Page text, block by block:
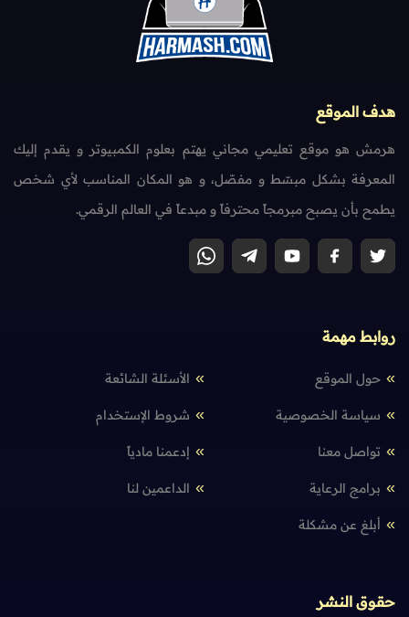
هدف الموقع
هرمش هو موقع تعليمي مجاني يهتم بعلوم الكمبيوتر و يقدم إليك
المعرفة بشكل مبسّط و مفصّل، و هو المكان المناسب لأي شخص
يطمح بأن يصبح مبرمجاً محترفاً و مبدعاً في العالم الرقمي.
روابط مهمة
حول الموقع الأسئلة الشائعة
سياسة الخصوصية شروط الإستخدام
تواصل معنا إدعمنا مادياً
برامج الرعاية الداعمين لنا
أبلغ عن مشكلة
حقوق النشر